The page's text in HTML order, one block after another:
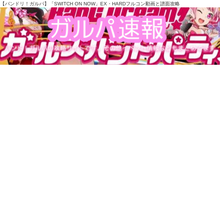
【バンドリ！ガルパ】「SWITCH ON NOW」EX・HARDフルコン動画と譜面攻略